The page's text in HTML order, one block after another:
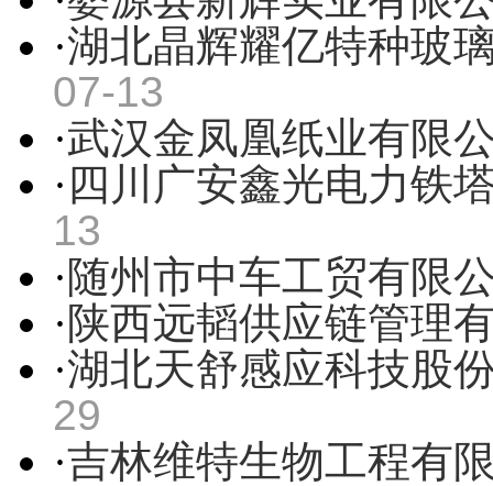
·湖北晶辉耀亿特种玻
07-13
·武汉金凤凰纸业有限
· 四川广安鑫光电力铁
13
·随州市中车工贸有限
· 陕西远韬供应链管理
·湖北天舒感应科技股
29
·吉林维特生物工程有